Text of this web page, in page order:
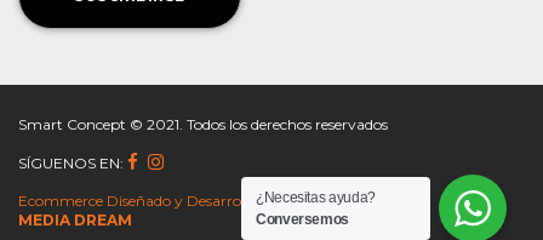
Smart Concept © 2021. Todos los derechos reservados
SÍGUENOS EN:
Ecommerce Diseñado y Desarrollado por
MEDIA DREAM
¿Necesitas ayuda?
Conversemos